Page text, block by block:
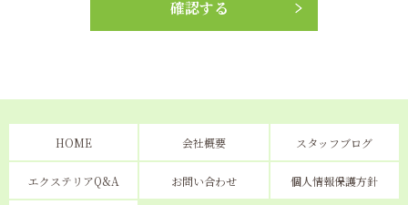
HOME 会社概要 スタッフブログ
エクステリアQ&A お問い合わせ 個人情報保護方針